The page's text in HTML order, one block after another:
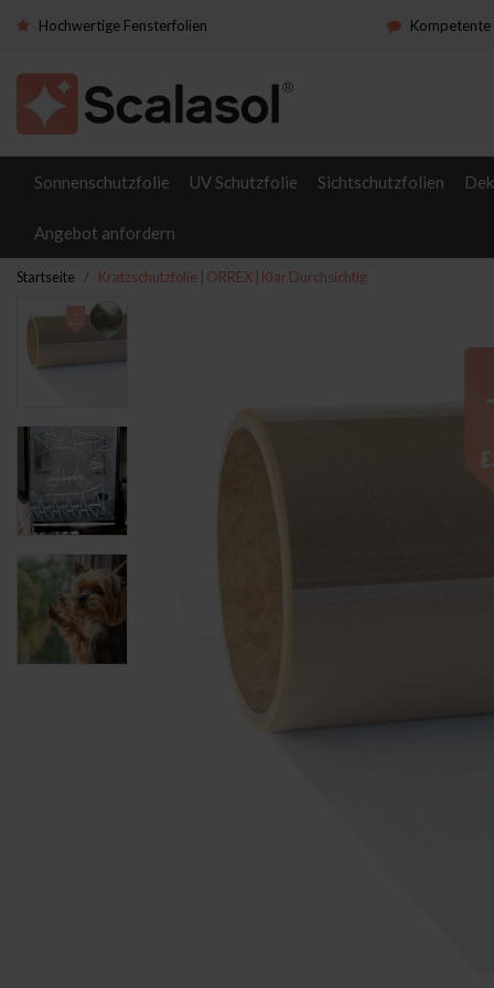
Hochwertige Fensterfolien Kompetente
Sonnenschutzfolie UV Schutzfolie Sichtschutzfolien
Angebot anfordern
Startseite Kratzschutzfolie | ORREX | Klar Durchsichtig